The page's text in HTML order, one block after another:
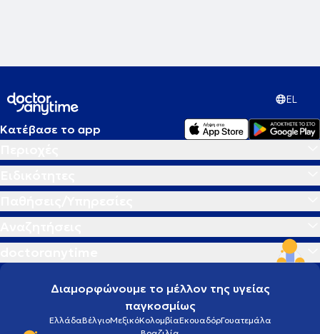
EL
Κατέβασε το app
Διαμορφώνουμε το μέλλον της υγείας
παγκοσμίως
ΕλλάδαΒέλγιοΜεξικόΚολομβίαΕκουαδόρΓουατεμάλα